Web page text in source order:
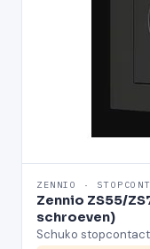
ZENNIO ·
Zennio ZS55/
schroeven)
Schuko